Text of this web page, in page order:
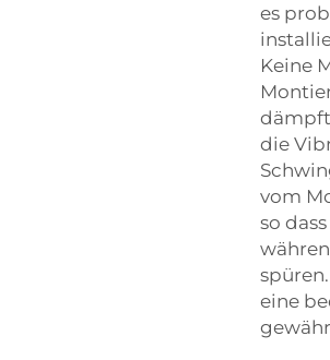
es
Keine
die
vom
so
eine